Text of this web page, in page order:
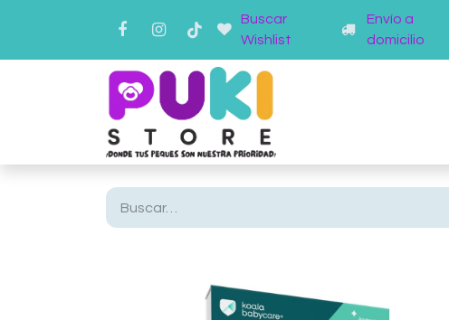
Buscar
Wishlist
Envío a
domicilio